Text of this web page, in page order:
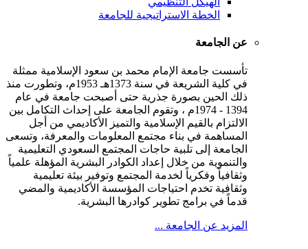
الخطة الاستراتيجية للجامعة
عن الجامعة
تأسست جامعة الإمام محمد بن سعود الإسلامية ممثلة
في كلية الشريعة في سنة 1373هـ 1953م، وتطورت منذ
ذلك الحين بصورة جذرية حتى أصبحت جامعة في عام
1394 - 1974م ، وتقوم الجامعة على إحداث التكامل بين
الالتزام بالقيم الإسلامية والتميز الأكاديمي من أجل
المساهمة في بناء مجتمع المعلومات والمعرفة، وتسعى
الجامعة إلى تلبية حاجات المجتمع السعودي التعليمية
والتنموية من خلال إعداد الكوادر البشرية المؤهلة علمياً
وثقافياً وفكرياً لخدمة المجتمع وتوفير بيئة تعليمية
وثقافية تخدم احتياجات المؤسسة الأكاديمية والمضي
قدماً في برامج تطوير كوادرها البشرية.
المزيد عن الجامعة ...